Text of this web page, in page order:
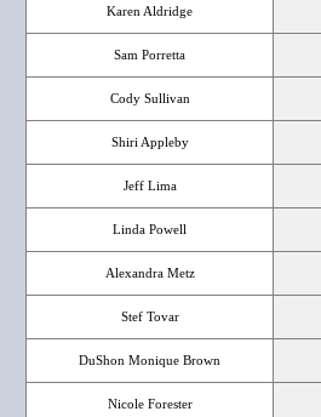
Karen Aldridge
Sam Porretta
Cody Sullivan
Shiri Appleby
Jeff Lima
Linda Powell
Alexandra Metz
Stef Tovar
DuShon Monique Brown
Nicole Forester